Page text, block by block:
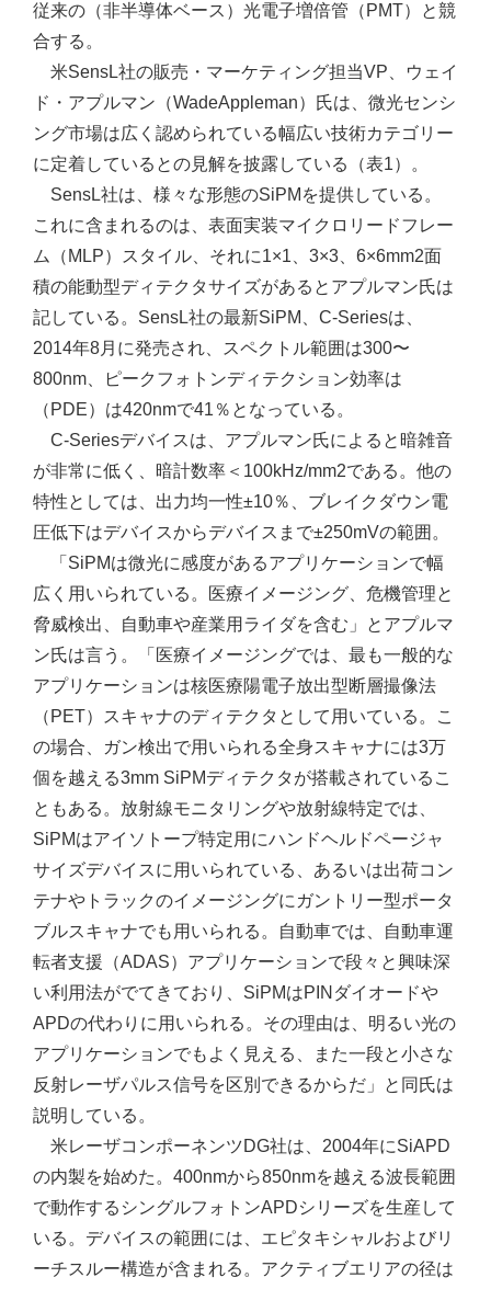
従来の（非半導体ベース）光電子増倍管（PMT）と競
合する。
米SensL社の販売・マーケティング担当VP、ウェイ
ド・アプルマン（WadeAppleman）氏は、微光センシ
ング市場は広く認められている幅広い技術カテゴリー
に定着しているとの見解を披露している（表1）。
SensL社は、様々な形態のSiPMを提供している。
これに含まれるのは、表面実装マイクロリードフレー
ム（MLP）スタイル、それに1×1、3×3、6×6mm2面
積の能動型ディテクタサイズがあるとアプルマン氏は
記している。SensL社の最新SiPM、C-Seriesは、
2014年8月に発売され、スペクトル範囲は300〜
800nm、ピークフォトンディテクション効率は
（PDE）は420nmで41％となっている。
C-Seriesデバイスは、アプルマン氏によると暗雑音
が非常に低く、暗計数率＜100kHz/mm2である。他の
特性としては、出力均一性±10％、ブレイクダウン電
圧低下はデバイスからデバイスまで±250mVの範囲。
「SiPMは微光に感度があるアプリケーションで幅
広く用いられている。医療イメージング、危機管理と
脅威検出、自動車や産業用ライダを含む」とアプルマ
ン氏は言う。「医療イメージングでは、最も一般的な
アプリケーションは核医療陽電子放出型断層撮像法
（PET）スキャナのディテクタとして用いている。こ
の場合、ガン検出で用いられる全身スキャナには3万
個を越える3mm SiPMディテクタが搭載されているこ
ともある。放射線モニタリングや放射線特定では、
SiPMはアイソトープ特定用にハンドヘルドページャ
サイズデバイスに用いられている、あるいは出荷コン
テナやトラックのイメージングにガントリー型ポータ
ブルスキャナでも用いられる。自動車では、自動車運
転者支援（ADAS）アプリケーションで段々と興味深
い利用法がでてきており、SiPMはPINダイオードや
APDの代わりに用いられる。その理由は、明るい光の
アプリケーションでもよく見える、また一段と小さな
反射レーザパルス信号を区別できるからだ」と同氏は
説明している。
米レーザコンポーネンツDG社は、2004年にSiAPD
の内製を始めた。400nmから850nmを越える波長範囲
で動作するシングルフォトンAPDシリーズを生産して
いる。デバイスの範囲には、エピタキシャルおよびリ
ーチスルー構造が含まれる。アクティブエリアの径は